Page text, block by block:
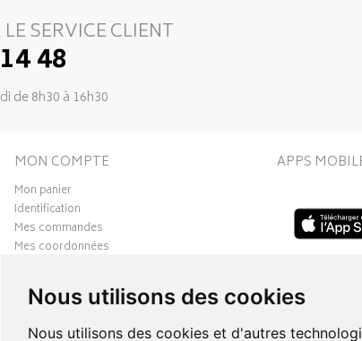
Nous utilisons des cookies
Nous utilisons des cookies et d'autres
SERVICE CLIENT
48
de 8h30 à 16h30
MON COMPTE
Mon panier
Identification
Mes commandes
Mes coordonnées
Mes favoris
Mes préférences Cookies
APPS